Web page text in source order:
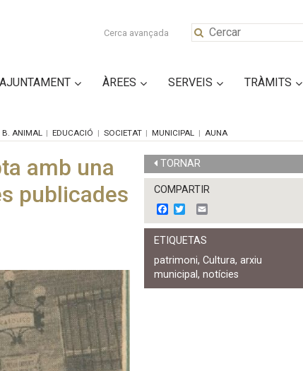
Cerca avançada
AJUNTAMENT ÀREES SERVEIS TRÀMITS
B. ANIMAL EDUCACIÓ SOCIETAT MUNICIPAL AUNA
amb una
publicades
TORNAR
COMPARTIR
F
a
c
e
b
o
o
k
w
i
t
e
r
m
a
l
ETIQUETAS
patrimoni,Cultura,arxiu
municipal,notícies